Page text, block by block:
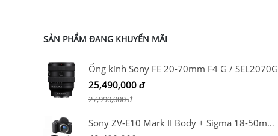
SẢN PHẨM ĐANG KHUYẾN MÃI
Ống kính Sony FE 20-70mm F4 G / SEL2070G
25,490,000 đ
27,990,000đ
Sony ZV-E10 Mark II Body + Sigma 18-50mm F2.8 DC DN + DJI RS 4 Mini